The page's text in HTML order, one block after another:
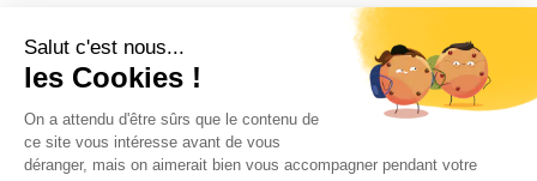
LA CINÉMATHÈQUE · CONTACTS · LETTRE D'INFORMATION ·
PARTENAIRES
MENTIONS LÉGALES